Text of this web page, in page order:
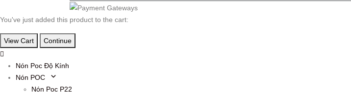
You've just added this product to the cart:
View Cart Continue
Nón Poc Độ Kính
Nón POC
Nón Poc P22